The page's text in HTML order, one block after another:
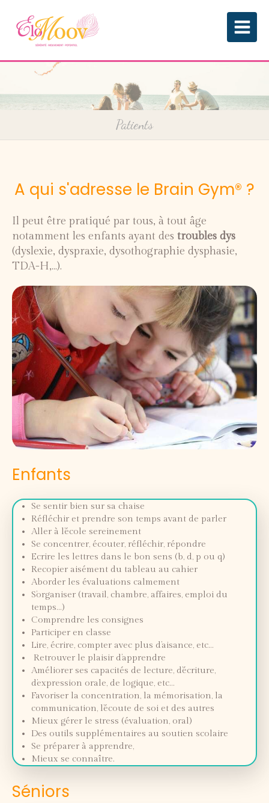
Patients
A qui s'adresse le Brain Gym® ?
Il peut être pratiqué par tous, à tout âge
notamment les enfants ayant des troubles dys
(dyslexie, dyspraxie, dysothographie dysphasie,
TDA-H,...).
Enfants
Se sentir bien sur sa chaise
Réfléchir et prendre son temps avant de parler
Aller à l’école sereinement
Se concentrer, écouter, réfléchir, répondre
Ecrire les lettres dans le bon sens (b, d, p ou q)
Recopier aisément du tableau au cahier
Aborder les évaluations calmement
S’organiser (travail, chambre, affaires, emploi du
temps...)
Comprendre les consignes
Participer en classe
Lire, écrire, compter avec plus d’aisance, etc…
Retrouver le plaisir d’apprendre
Améliorer ses capacités de lecture, d’écriture,
d’expression orale, de logique, etc…
Favoriser la concentration, la mémorisation, la
communication, l’écoute de soi et des autres
Mieux gérer le stress (évaluation, oral)
Des outils supplémentaires au soutien scolaire
Se préparer à apprendre,
Mieux se connaître.
Séniors